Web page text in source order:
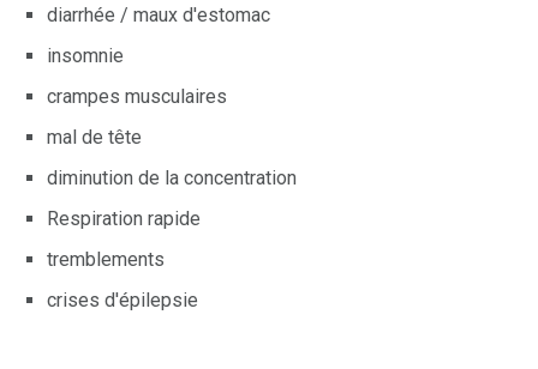
diarrhée / maux d'estomac
insomnie
crampes musculaires
mal de tête
diminution de la concentration
Respiration rapide
tremblements
crises d'épilepsie